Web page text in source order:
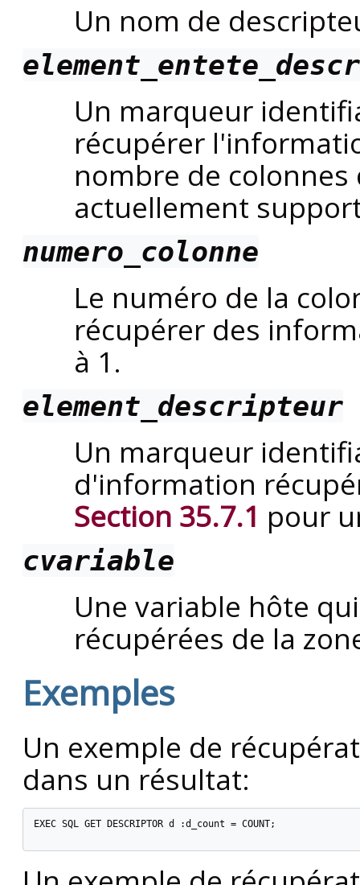
Un nom de
Un marqueur
récupérer
nombre de
actuellement
numero_colonne
Le numéro de la
récupérer des
à 1.
element_descripteur
Un marqueur
d'information
Section 35.7.1 pour
cvariable
Une variable hôte
récupérées de la
Exemples
Un exemple de
dans un résultat:
EXEC SQL GET DESCRIPTOR d :d_count = COUNT;